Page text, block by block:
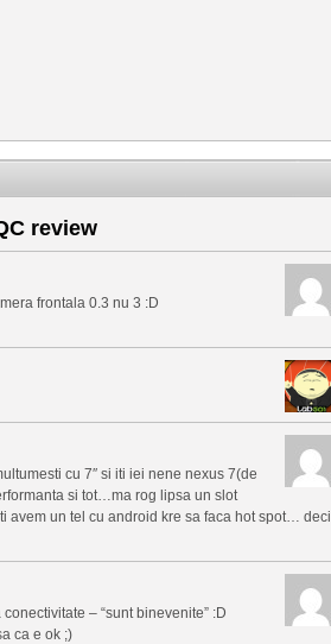
review
frontala 0.3 nu 3 :D
cu 7″ si iti iei nene nexus 7(de
si tot…ma rog lipsa un slot
avem un tel cu android kre sa faca hot spot… deci
– “sunt binevenite” :D
ca e ok ;)